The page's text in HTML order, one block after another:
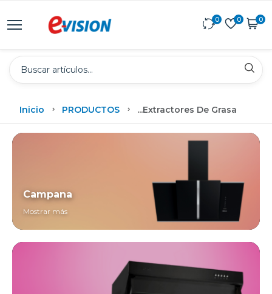
0 0 0
Inicio PRODUCTOS ...Extractores De Grasa
Campana
Mostrar más